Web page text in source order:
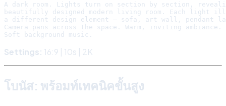
A dark room. Lights turn on section by section,
beautifully designed modern living room. Each light
a different design element — sofa, art wall, pendant
Camera pans across the space. Warm, inviting ambiance.
Settings: 16:9 | 10s | 2K
โบนัส: พร้อมท์เทคนิคขั้นสูง